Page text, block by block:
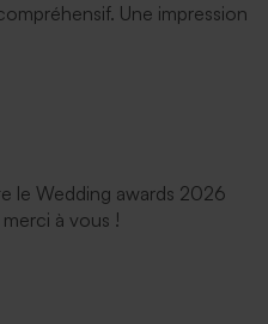
Une impression
le Wedding awards 2026
à vous !